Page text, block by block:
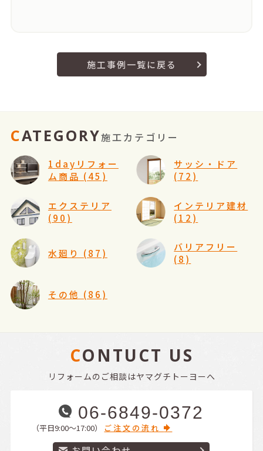
施工事例一覧に戻る
CATEGORY施工カテゴリー
1dayリフォー
ム商品 (45)
サッシ・ドア
(72)
エクステリア
(90)
インテリア建材
(12)
水廻り (87)
バリアフリー
(8)
その他 (86)
CONTUCT US
リフォームのご相談はヤマグチトーヨーへ
06-6849-0372
（平日9:00〜17:00） ご注文の流れ